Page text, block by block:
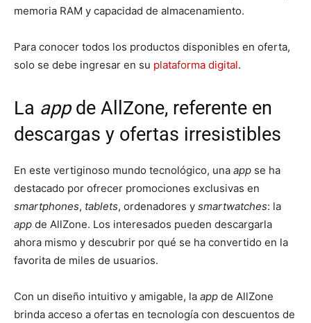
memoria RAM y capacidad de almacenamiento.
Para conocer todos los productos disponibles en oferta,
solo se debe ingresar en su plataforma digital.
La app de AllZone, referente en
descargas y ofertas irresistibles
En este vertiginoso mundo tecnológico, una app se ha
destacado por ofrecer promociones exclusivas en
smartphones, tablets, ordenadores y smartwatches: la
app de AllZone. Los interesados pueden descargarla
ahora mismo y descubrir por qué se ha convertido en la
favorita de miles de usuarios.
Con un diseño intuitivo y amigable, la app de AllZone
brinda acceso a ofertas en tecnología con descuentos de